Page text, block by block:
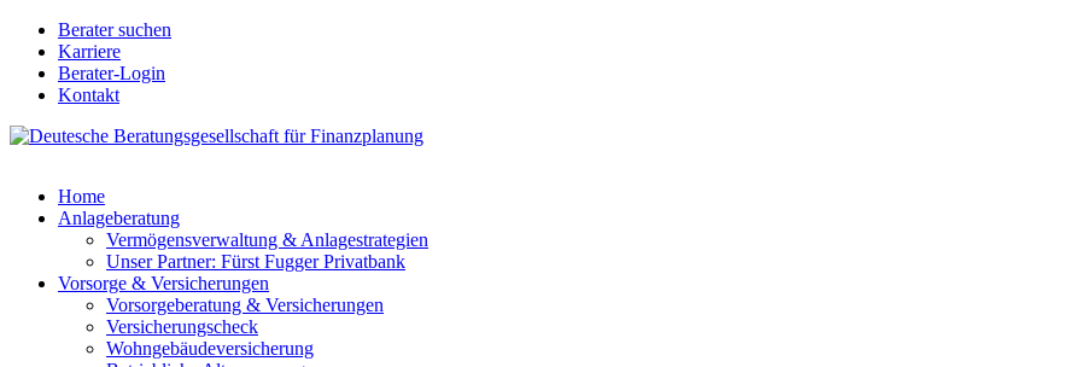
Direkt
zum
Inhalt
Berater
Login
für
Berater suchen
Karriere
Berater-Login
Kontakt
Main
navigation
Home
Anlageberatung
Vermögensverwaltung & Anlagestrategien
Unser Partner: Fürst Fugger Privatbank
Vorsorge & Versicherungen
Vorsorgeberatung & Versicherungen
Versicherungscheck
Wohngebäudeversicherung